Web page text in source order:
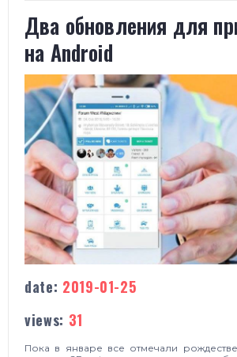
​Два обновления для
на Android
date: 2019-01-25
views: 31
Пока в январе все отмечали